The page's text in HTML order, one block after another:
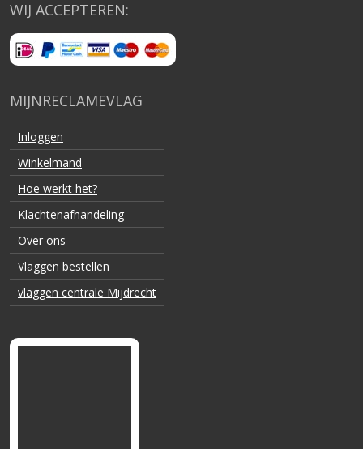
WIJ ACCEPTEREN:
MIJNRECLAMEVLAG
Inloggen
Winkelmand
Hoe werkt het?
Klachtenafhandeling
Over ons
Vlaggen bestellen
vlaggen centrale Mijdrecht